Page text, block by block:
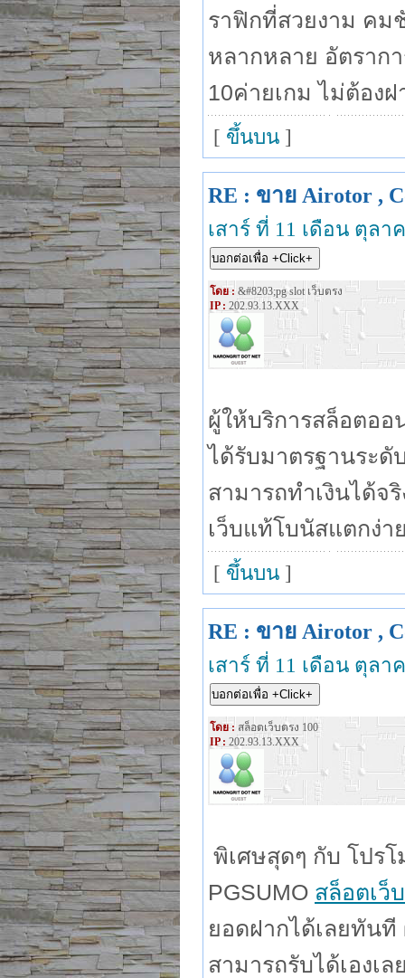
ราฟิกที่สวยงาม คม
หลากหลาย อัตราก
10ค่ายเกม ไม่ต้อง
[ ขึ้นบน ]
RE : ขาย Airotor ,
เสาร์ ที่ 11 เดือน ตุลา
โดย :&#8203;pg slot เว็บตรง
IP : 202.93.13.XXX
ผู้ให้บริการสล็อตออ
ได้รับมาตรฐานระดั
สามารถทำเงินได้จ
เว็บแท้โบนัสแตกง่า
[ ขึ้นบน ]
RE : ขาย Airotor ,
เสาร์ ที่ 11 เดือน ตุลา
โดย : สล็อตเว็บตรง 100
IP : 202.93.13.XXX
พิเศษสุดๆ กับ โปร
PGSUMO สล็อตเว็
ยอดฝากได้เลยทันที
สามารถรับได้เองเ